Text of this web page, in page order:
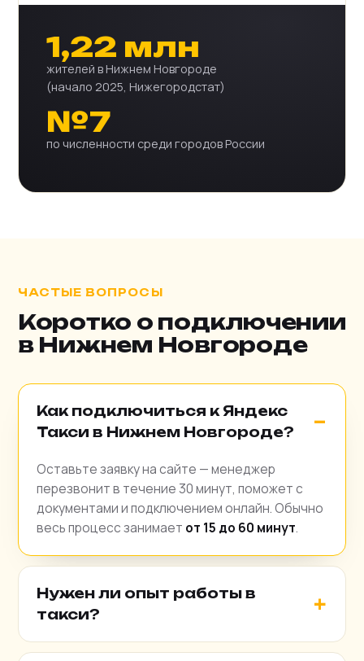
1,22 млн
жителей в Нижнем Новгороде
(начало 2025, Нижегородстат)
№7
по численности среди городов России
ЧАСТЫЕ ВОПРОСЫ
Коротко о подключении
в Нижнем Новгороде
Как подключиться к Яндекс
Такси в Нижнем Новгороде?
Оставьте заявку на сайте — менеджер
перезвонит в течение 30 минут, поможет с
документами и подключением онлайн. Обычно
весь процесс занимает от 15 до 60 минут.
Нужен ли опыт работы в
такси?